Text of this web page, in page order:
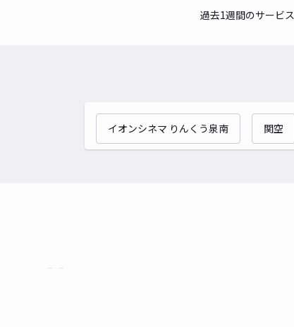
過去1週間のサービ
イオンシネマ りんくう泉南 関空